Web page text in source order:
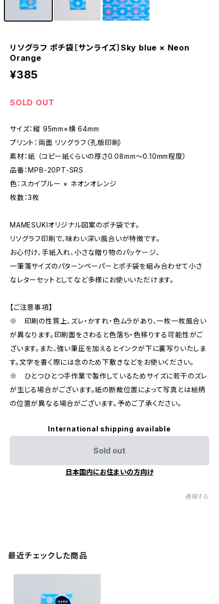
リソグラフ ポチ袋［サンライズ］Sky blue × Neon
Orange
¥385
SOLD OUT
サイズ：縦 95mm×横 64mm
プリント：両面 リソグラフ（孔版印刷）
素材：紙 （コピー紙くらいの厚さ0.08mm～0.10mm程度）
品番：MPB-20PT-SRS
色：スカイブルー × ネオンオレンジ
枚数：3枚
MAMESUKIオリジナル図案のポチ袋です。
リソグラフ印刷で、味わい深い風合いが特徴です。
お心付け、手紙入れ、小さな贈り物のパッケージ、
一筆箋サイズのパターンペーパーとポチ袋を組み合わせて小さ
なレターセットとしてなど多様にお使いいただけます。
【ご注意事項】
※ 印刷の性質上、ズレ・かすれ・色ムラがあり、一枚一枚風合い
が異なります。印刷面をさわると色落ち・色移りする可能性がご
ざいます。また、強い筆圧を加えるとインクが下に裏写りいたしま
す。文字を書く際には念のため下敷きなどをお使いください。
※ ひとつひとつ手作業で製作しているためサイズに若干のズレ
が生じる場合がございます。紙の断裁位置によって写真とは絵柄
の位置が異なる場合がございます。予めご了承ください。
International shipping available
Sold out
日本国内にお住まいの方向け
通報する
最近チェックした商品